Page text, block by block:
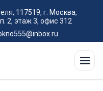
117519, г. Москва,
2, этаж 3, офис 312